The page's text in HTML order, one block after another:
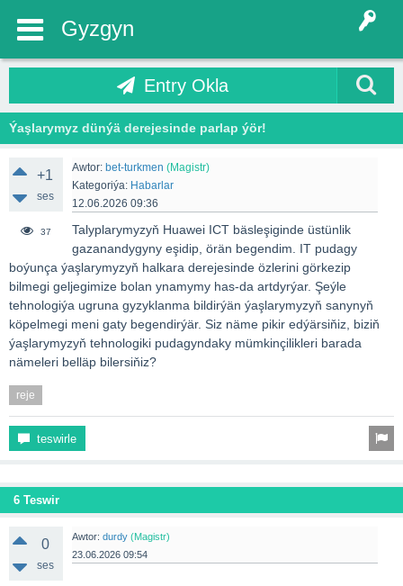
Gyzgyn
Entry Okla
Ýaşlarymyz dünýä derejesinde parlap ýör!
+1
ses
37
Awtor: bet-turkmen (Magistr)
Kategoriýa: Habarlar
12.06.2026 09:36
Talyplarymyzyň Huawei ICT bäsleşiginde üstünlik
gazanandygyny eşidip, örän begendim. IT pudagy
boýunça ýaşlarymyzyň halkara derejesinde özlerini görkezip
bilmegi geljegimize bolan ynamymy has-da artdyrýar. Şeýle
tehnologiýa ugruna gyzyklanma bildirýän ýaşlarymyzyň sanynyň
köpelmegi meni gaty begendirýär. Siz näme pikir edýärsiňiz, biziň
ýaşlarymyzyň tehnologiki pudagyndaky mümkinçilikleri barada
nämeleri belläp bilersiňiz?
reje
teswirle
6 Teswir
0
ses
Awtor: durdy (Magistr)
23.06.2026 09:54